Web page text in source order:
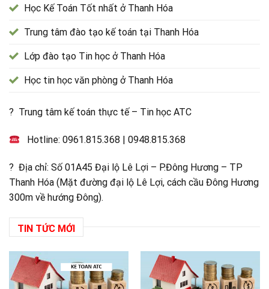
Học Kế Toán Tốt nhất ở Thanh Hóa
Trung tâm đào tạo kế toán tại Thanh Hóa
Lớp đào tạo Tin học ở Thanh Hóa
Học tin học văn phòng ở Thanh Hóa
? Trung tâm kế toán thực tế – Tin học ATC
Hotline:0961.815.368 |0948.815.368
? Địa chỉ: Số 01A45 Đại lộ Lê Lợi – P.Đông Hương – TP
Thanh Hóa (Mặt đường đại lộ Lê Lợi, cách cầu Đông Hương
300m về hướng Đông).
TIN TỨC MỚI